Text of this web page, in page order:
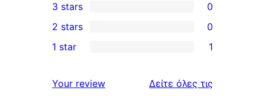
star
reviews
4-
star
reviews
0
3-
star
3 stars 0
2-
reviews
2 stars 0
star
1 star 1
Your review Δείτε όλες τις